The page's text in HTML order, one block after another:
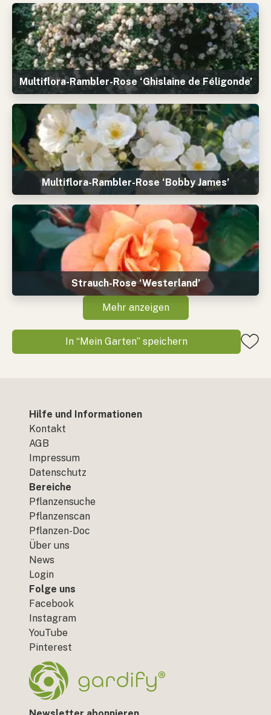
Multiflora-Rambler-Rose ‘Ghislaine de Féligonde’
Multiflora-Rambler-Rose ‘Bobby James’
Strauch-Rose ‘Westerland’
Mehr anzeigen
In “Mein Garten” speichern
Hilfe und Informationen
Kontakt
AGB
Impressum
Datenschutz
Bereiche
Pflanzensuche
Pflanzenscan
Pflanzen-Doc
Über uns
News
Login
Folge uns
Facebook
Instagram
YouTube
Pinterest